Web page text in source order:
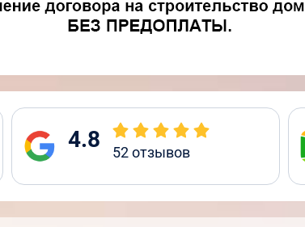
4.8 52отзывов